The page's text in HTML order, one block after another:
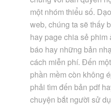
một nhóm thiểu số.
web, chúng ta sẽ thấy
hay page chia sẻ phim
báo hay những bản
cách miễn phí. Đến
phần mềm còn không
phải tìm đến bản pdf
chuyện bắt người sử